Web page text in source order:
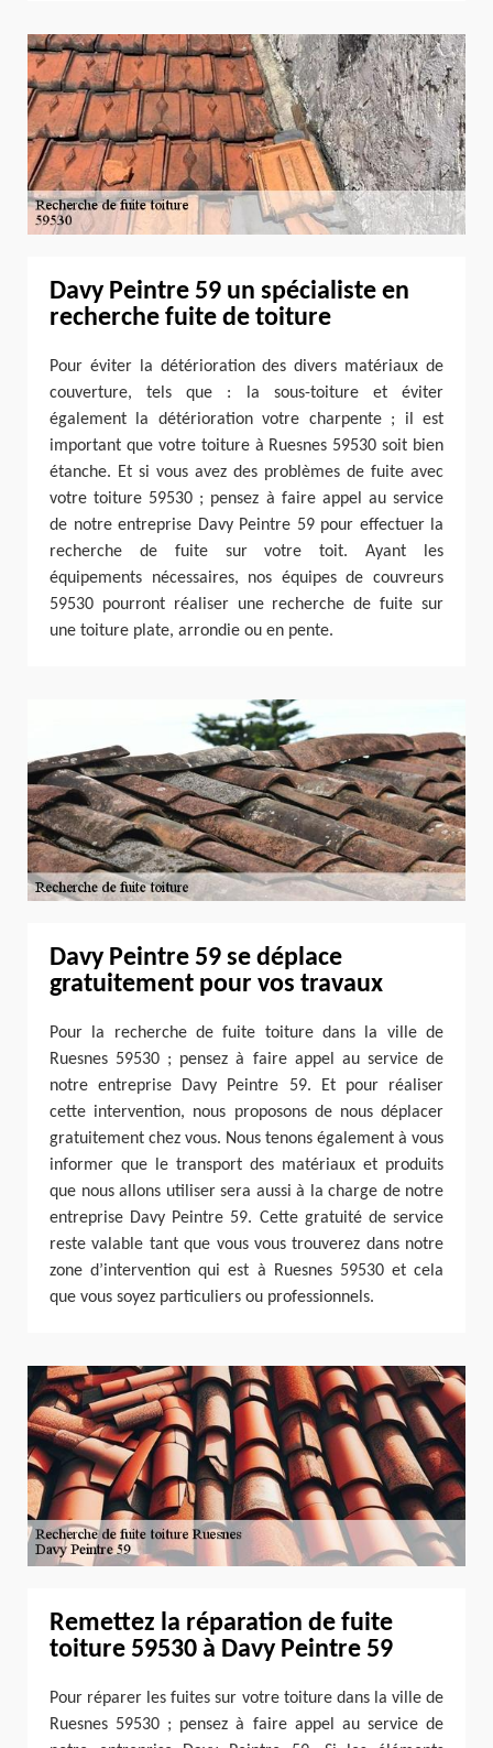
Davy Peintre 59 un spécialiste en
recherche fuite de toiture
Pour éviter la détérioration des divers matériaux de
couverture, tels que : la sous-toiture et éviter
également la détérioration votre charpente ; il est
important que votre toiture à Ruesnes 59530 soit bien
étanche. Et si vous avez des problèmes de fuite avec
votre toiture 59530 ; pensez à faire appel au service
de notre entreprise Davy Peintre 59 pour effectuer la
recherche de fuite sur votre toit. Ayant les
équipements nécessaires, nos équipes de couvreurs
59530 pourront réaliser une recherche de fuite sur
une toiture plate, arrondie ou en pente.
Davy Peintre 59 se déplace
gratuitement pour vos travaux
Pour la recherche de fuite toiture dans la ville de
Ruesnes 59530 ; pensez à faire appel au service de
notre entreprise Davy Peintre 59. Et pour réaliser
cette intervention, nous proposons de nous déplacer
gratuitement chez vous. Nous tenons également à vous
informer que le transport des matériaux et produits
que nous allons utiliser sera aussi à la charge de notre
entreprise Davy Peintre 59. Cette gratuité de service
reste valable tant que vous vous trouverez dans notre
zone d’intervention qui est à Ruesnes 59530 et cela
que vous soyez particuliers ou professionnels.
Remettez la réparation de fuite
toiture 59530 à Davy Peintre 59
Pour réparer les fuites sur votre toiture dans la ville de
Ruesnes 59530 ; pensez à faire appel au service de